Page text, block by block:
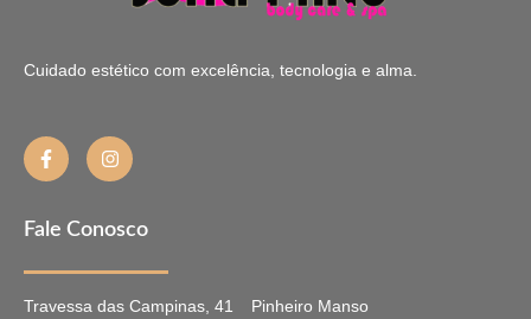
Cuidado estético com excelência, tecnologia e alma.
Fale Conosco
Travessa das Campinas, 41
Pinheiro Manso